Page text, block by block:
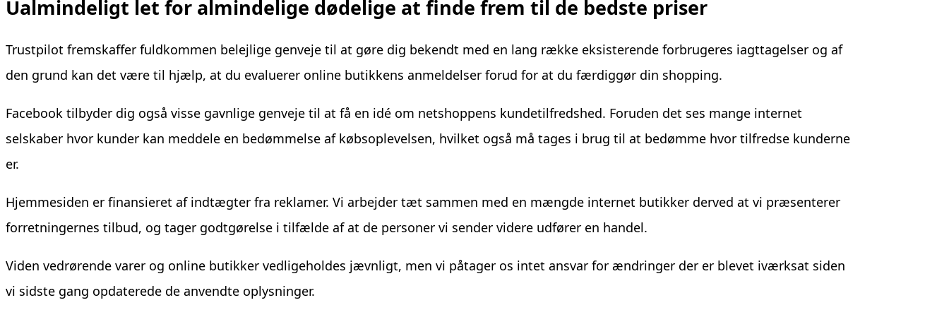
Ualmindeligt let for almindelige dødelige at finde frem til de bedste priser
Trustpilot fremskaffer fuldkommen belejlige genveje til at gøre dig bekendt med en lang række eksisterende forbrugeres iagttagelser og af
den grund kan det være til hjælp, at du evaluerer online butikkens anmeldelser forud for at du færdiggør din shopping.
Facebook tilbyder dig også visse gavnlige genveje til at få en idé om netshoppens kundetilfredshed. Foruden det ses mange internet
selskaber hvor kunder kan meddele en bedømmelse af købsoplevelsen, hvilket også må tages i brug til at bedømme hvor tilfredse kunderne
er.
Hjemmesiden er finansieret af indtægter fra reklamer. Vi arbejder tæt sammen med en mængde internet butikker derved at vi præsenterer
forretningernes tilbud, og tager godtgørelse i tilfælde af at de personer vi sender videre udfører en handel.
Viden vedrørende varer og online butikker vedligeholdes jævnligt, men vi påtager os intet ansvar for ændringer der er blevet iværksat siden
vi sidste gang opdaterede de anvendte oplysninger.